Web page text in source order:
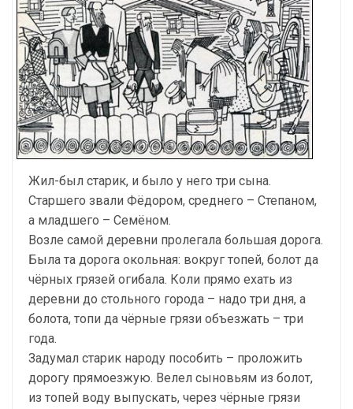
Жил-был старик, и было у него три сына.
Старшего звали Фёдором, среднего – Степаном,
а младшего – Семёном.
Возле самой деревни пролегала большая дорога.
Была та дорога окольная: вокруг топей, болот да
чёрных грязей огибала. Коли прямо ехать из
деревни до стольного города – надо три дня, а
болота, топи да чёрные грязи объезжать – три
года.
Задумал старик народу пособить – проложить
дорогу прямоезжую. Велел сыновьям из болот,
из топей воду выпускать, через чёрные грязи